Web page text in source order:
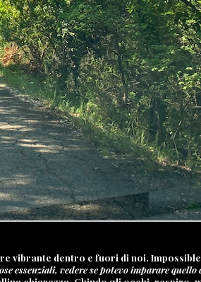
vibrante dentro e fuori di noi.
essenziali, vedere se potevo imparare